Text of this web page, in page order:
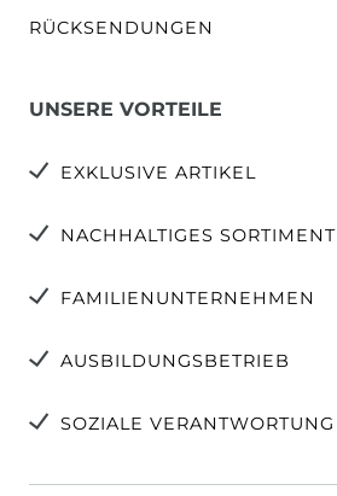
RÜCKSENDUNGEN
UNSERE VORTEILE
EXKLUSIVE ARTIKEL
NACHHALTIGES SORTIMENT
FAMILIENUNTERNEHMEN
AUSBILDUNGSBETRIEB
SOZIALE VERANTWORTUNG